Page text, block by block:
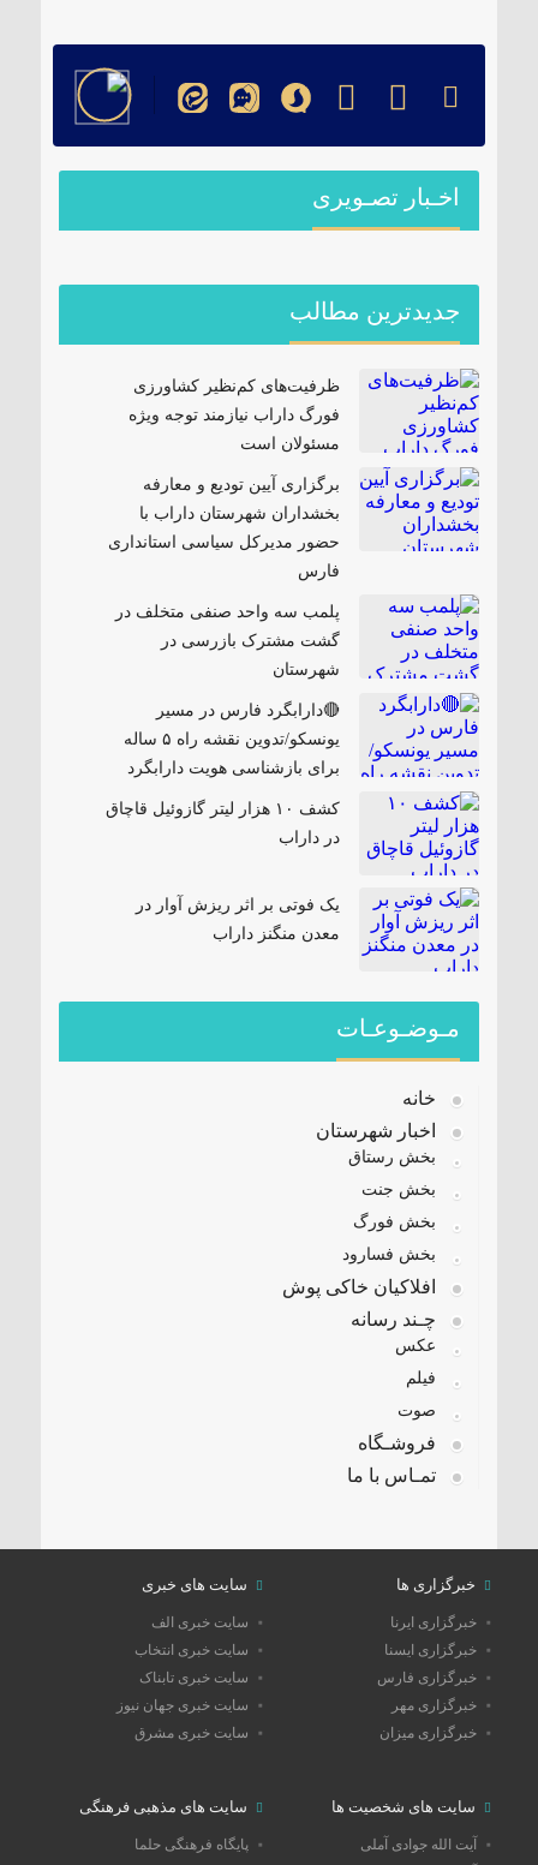
اخـبار تصـویری
جدیدترین مطالب
ظرفیت‌های کم‌نظیر کشاورزی
فورگ داراب نیازمند توجه ویژه
مسئولان است
برگزاری آیین تودیع و معارفه
بخشداران شهرستان داراب با
حضور مدیرکل سیاسی استانداری
فارس
پلمب سه واحد صنفی متخلف در
گشت مشترک بازرسی در
شهرستان
🔴دارابگرد فارس در مسیر
یونسکو/تدوین نقشه راه ۵ ساله
برای بازشناسی هویت دارابگرد
کشف ۱۰ هزار لیتر گازوئیل قاچاق
در داراب
یک فوتی بر اثر ریزش آوار در
معدن منگنز داراب
مـوضـوعـات
خانه
اخبار شهرستان
بخش رستاق
بخش جنت
بخش فورگ
بخش فسارود
افلاکیان خاکی پوش
چـند رسانه
عکس
فیلم
صوت
فروشـگاه
تمـاس با ما
خبرگزاری ها
خبرگزاری ایرنا
خبرگزاری ایسنا
خبرگزاری فارس
خبرگزاری مهر
خبرگزاری میزان
سایت های خبری
سایت خبری الف
سایت خبری انتخاب
سایت خبری تابناک
سایت خبری جهان نیوز
سایت خبری مشرق
سایت های شخصیت ها
آیت الله جوادی آملی
سایت های مذهبی فرهنگی
پایگاه فرهنگی حلما